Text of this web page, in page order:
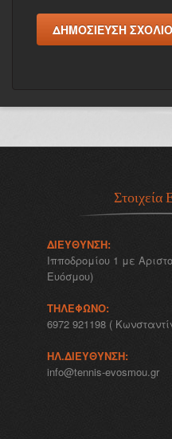
Στοιχεία
ΔΙΕΎΘΥΝΣΗ:
Ιπποδρομίου 1 με
Ευόσμου)
ΤΗΛΈΦΩΝΟ:
6972 921198 (
ΗΛ.ΔΙΕΎΘΥΝΣΗ:
info@tennis-evosmou.gr